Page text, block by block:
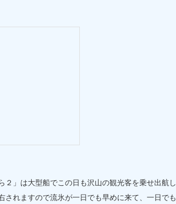
」は大型船でこの日も沢山の観光客を乗せ出航し
れますので流氷が一日でも早めに来て、一日でも